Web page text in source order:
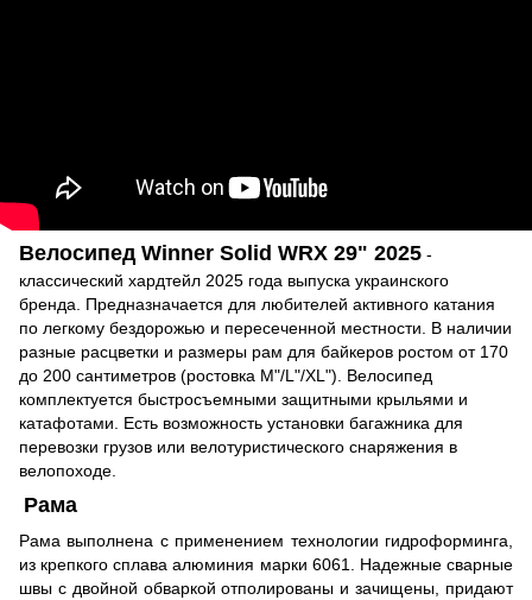
Велосипед Winner Solid WRX 29" 2025 -
классический хардтейл 2025 года выпуска украинского
бренда. Предназначается для любителей активного катания
по легкому бездорожью и пересеченной местности. В наличии
разные расцветки и размеры рам для байкеров ростом от 170
до 200 сантиметров (ростовка M"/L"/XL"). Велосипед
комплектуется быстросъемными защитными крыльями и
катафотами. Есть возможность установки багажника для
перевозки грузов или велотуристического снаряжения в
велопоходе.
Рама
Рама выполнена с применением технологии гидроформинга,
из крепкого сплава алюминия марки 6061. Надежные сварные
швы с двойной обваркой отполированы и зачищены, придают